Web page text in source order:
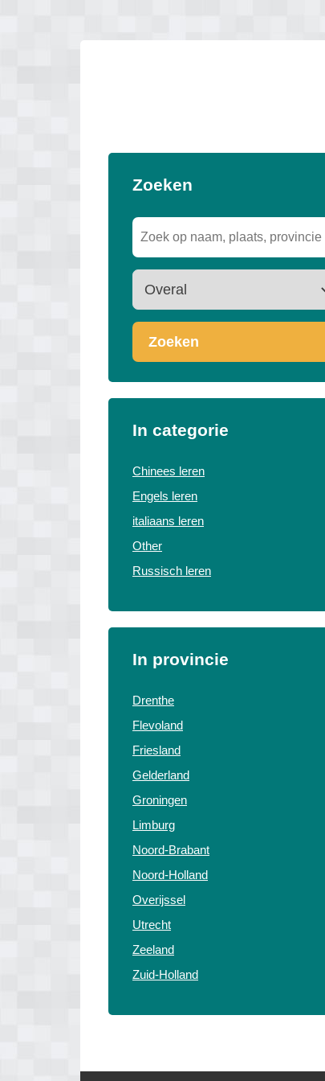
Zoeken
Zoeken
In categorie
Chinees leren
Engels leren
italiaans leren
Other
Russisch leren
In provincie
Drenthe
Flevoland
Friesland
Gelderland
Groningen
Limburg
Noord-Brabant
Noord-Holland
Overijssel
Utrecht
Zeeland
Zuid-Holland